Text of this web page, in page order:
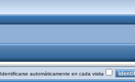
Identificarse automáticamente en cada visita